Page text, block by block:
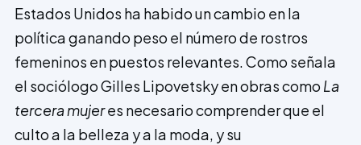
Estados Unidos ha habido un cambio en la
política ganando peso el número de rostros
femeninos en puestos relevantes. Como señala
el sociólogo Gilles Lipovetsky en obras como La
tercera mujeres necesario comprender que el
culto a la belleza y a la moda, y su